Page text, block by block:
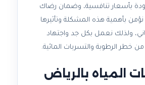
بأسعار تنافسية، وضمان رضاك
نؤمن بأهمية هذه المشكلة وتأثيرها
ولذلك نعمل بكل جد واجتهاد
خطر الرطوبة والتسربات المائية.
المياه بالرياض